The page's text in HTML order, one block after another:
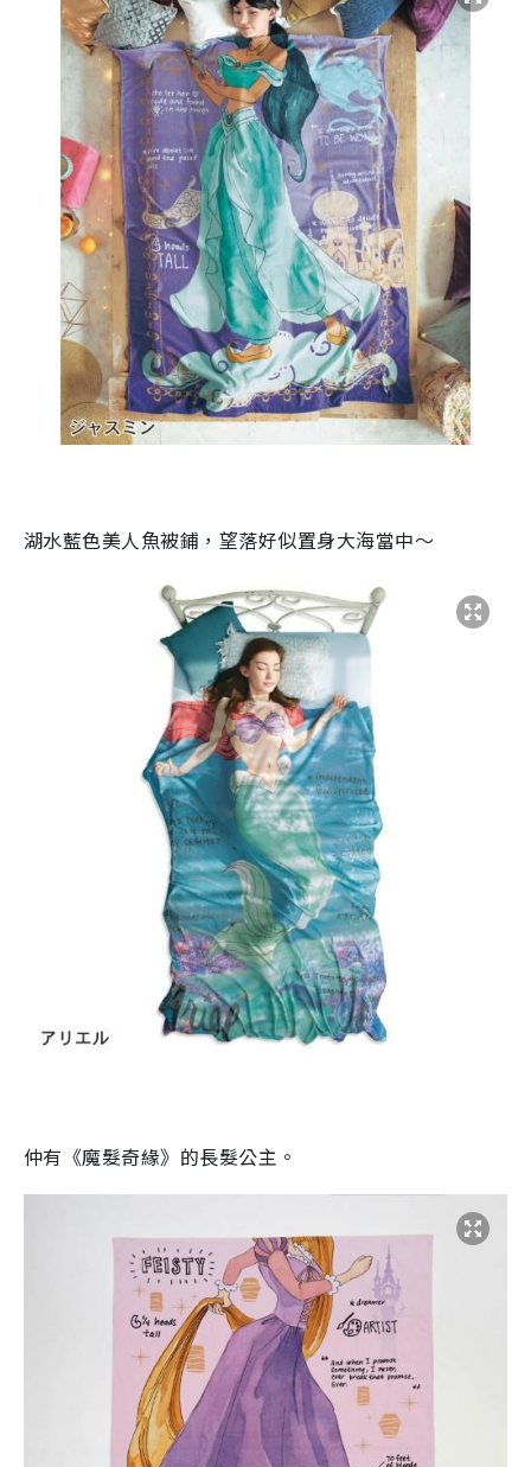
湖水藍色美人魚被鋪，望落好似置身大海當中～
仲有《魔髮奇緣》的長髮公主。